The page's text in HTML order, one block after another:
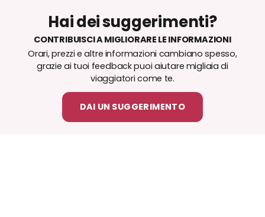
Hai dei suggerimenti?
CONTRIBUISCI A MIGLIORARE LE INFORMAZIONI
Orari, prezzi e altre informazioni cambiano spesso,
grazie ai tuoi feedback puoi aiutare migliaia di
viaggiatori come te.
DAI UN SUGGERIMENTO